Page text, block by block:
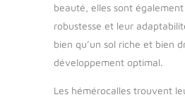
beauté, elles sont
robustesse et leur
bien qu’un sol riche et bien
développement optimal.
Les hémérocalles trouvent